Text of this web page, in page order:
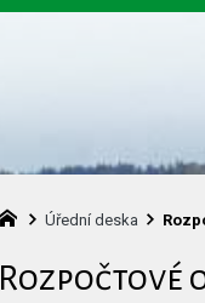
Úřední deska
Rozpočtové